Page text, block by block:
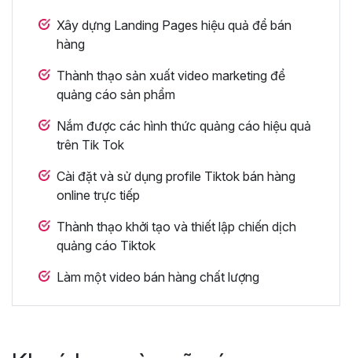
Xây dựng Landing Pages hiệu quả để bán
hàng
Thành thạo sản xuất video marketing để
quảng cáo sản phẩm
Nắm được các hình thức quảng cáo hiệu quả
trên Tik Tok
Cài đặt và sử dụng profile Tiktok bán hàng
online trực tiếp
Thành thạo khởi tạo và thiết lập chiến dịch
quảng cáo Tiktok
Làm một video bán hàng chất lượng